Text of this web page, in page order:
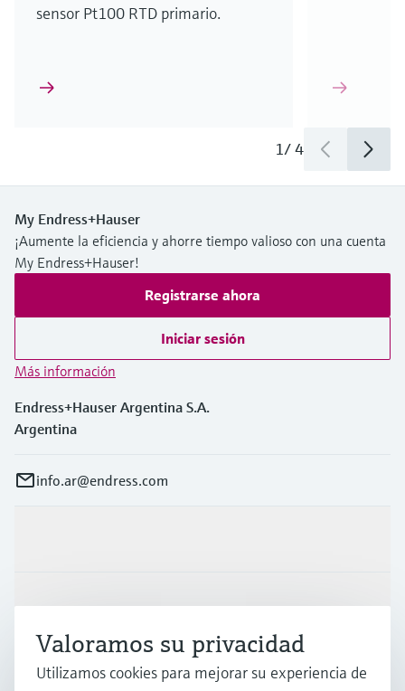
sensor Pt100 RTD primario.
1/4
My Endress+Hauser
¡Aumente la eficiencia y ahorre tiempo valioso con una cuenta
My Endress+Hauser!
Registrarse ahora
Iniciar sesión
Más información
Endress+Hauser Argentina S.A.
Argentina
info.ar@endress.com
Industrias
Soporte
Valoramos su privacidad
Utilizamos cookies para mejorar su experiencia de